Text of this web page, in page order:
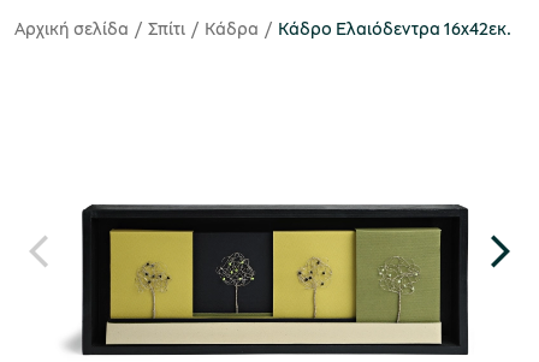
Αρχική σελίδα Σπίτι Κάδρα Κάδρο Ελαιόδεντρα 16x42εκ.